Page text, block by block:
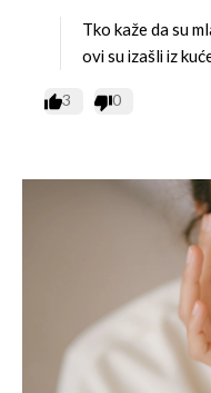
Tko kaže da su
ovi su izašli iz
3 0